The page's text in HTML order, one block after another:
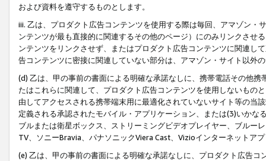
および資料を遵守するものとします。
iii. 乙は、プロダクト広告コンテンツを使用する際は毎回、アマゾン
ンテンツが最も直接的に関連するその他のページ）にのみリンクさせ
ンテンツをリンクさせず、またはプロダクト広告コンテンツに関連し
告コンテンツに密接に関連していない部分は、アマゾン・サイト以外
(d) 乙は、甲の事前の書面による明確な承諾なしに、携帯電話その他
たはこれらに関連して、プロダクト広告コンテンツを使用しないもの
由してアクセスされる携帯端末用に最適化されていないサイト等の当
定義される承認されたモバイル・アプリケーション、または(3)いか
ブルまたは衛星ボックス、ストリーミングビデオプレイヤー、ブルー
TV、ソニーBravia、パナソニックViera Cast、Vizioインターネットア
(e) 乙は、甲の事前の書面による明確な承諾なしに、プロダクト広告